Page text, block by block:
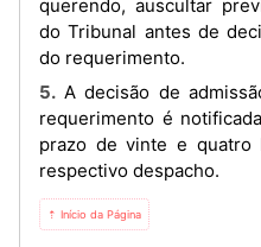
querendo, auscultar
do Tribunal antes de
do requerimento.
5. A decisão de admissão e a de não admissão do
requerimento é
prazo de vinte e quatro
respectivo despacho.
⇡ Início da Página